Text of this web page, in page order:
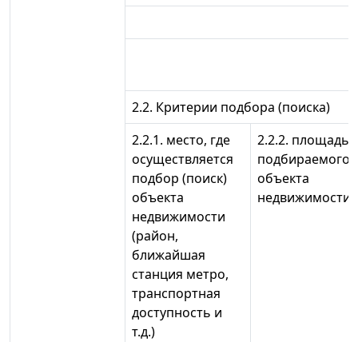
2.2. Критерии подбора (поиска)
2.2.1. место, где
осуществляется
подбор (поиск)
объекта
недвижимости
(район,
ближайшая
станция метро,
транспортная
доступность и
т.д.)
2.2.2. площадь
подбираемого
объекта
недвижимости